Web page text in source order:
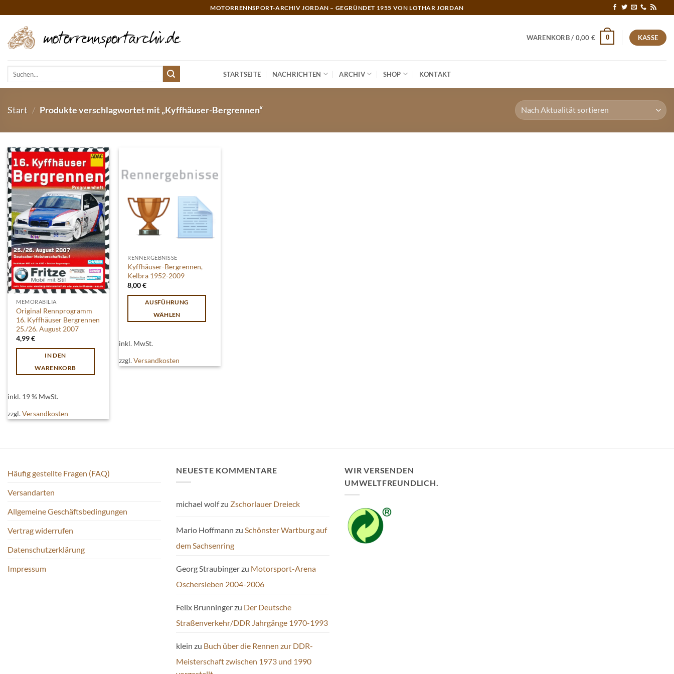
Inhalt
springen
MOTORRENNSPORT-ARCHIV JORDAN – GEGRÜNDET 1955 VON LOTHAR JORDAN
WARENKORB / 0,00 € 0 KASSE
STARTSEITE NACHRICHTEN ARCHIV SHOP KONTAKT
Start / Produkte verschlagwortet mit „Kyffhäuser-Bergrennen“
MEMORABILIA
Original Rennprogramm
16. Kyffhäuser Bergrennen
25./26. August 2007
4,99€
IN DEN
WARENKORB
inkl. 19 % MwSt.
zzgl.Versandkosten
RENNERGEBNISSE
Kyffhäuser-Bergrennen,
Kelbra 1952-2009
8,00€
AUSFÜHRUNG
WÄHLEN
mehrere
inkl. MwSt.
zzgl.Versandkosten
Häufig gestellte Fragen (FAQ)
Versandarten
Allgemeine Geschäftsbedingungen
Vertrag widerrufen
Datenschutzerklärung
Impressum
NEUESTE KOMMENTARE
michael wolfzu Zschorlauer Dreieck
Mario Hoffmann zu Schönster Wartburg auf
dem Sachsenring
Georg Straubingerzu Motorsport-Arena
Oschersleben 2004-2006
Felix Brunningerzu Der Deutsche
Straßenverkehr/DDR Jahrgänge 1970-1993
klein zu Buch über die Rennen zur DDR-
Meisterschaft zwischen 1973 und 1990
WIR VERSENDEN
UMWELTFREUNDLICH.